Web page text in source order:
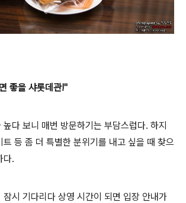
좋을 샤롯데관!"
다 보니 매번 방문하기는 부담스럽다. 하지
트 등 좀 더 특별한 분위기를 내고 싶을 때 찾으
다.
잠시 기다리다 상영 시간이 되면 입장 안내가